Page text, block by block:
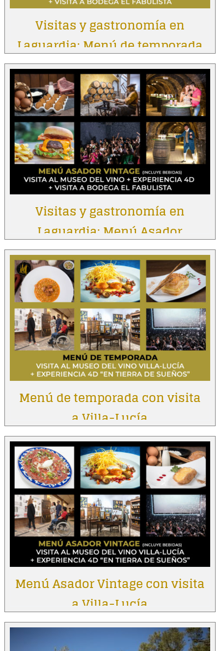
Visitas y gastronomía en
Laguardia: Menú de temporada
Visitas y gastronomía en
Laguardia: Menú Asador
Vintage
Menú de temporada con visita
a Villa-Lucía
Menú Asador Vintage con visita
a Villa-Lucía